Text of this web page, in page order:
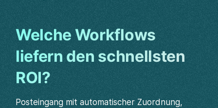
Welche Workflows
liefern den schnellsten
ROI?
Posteingang mit automatischer Zuordnung,